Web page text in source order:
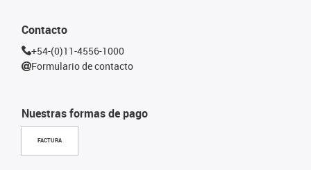
Nuestras formas de pago
FACTURA
Contacto
+54-(0)11-4556-1000
Formulario de contacto